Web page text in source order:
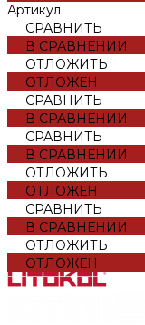
Артикул
СРАВНИТЬ
В СРАВНЕНИИ
ОТЛОЖИТЬ
ОТЛОЖЕН
СРАВНИТЬ
В СРАВНЕНИИ
СРАВНИТЬ
В СРАВНЕНИИ
ОТЛОЖИТЬ
ОТЛОЖЕН
СРАВНИТЬ
В СРАВНЕНИИ
ОТЛОЖИТЬ
ОТЛОЖЕН